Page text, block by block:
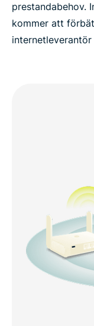
prestandabehov.
kommer att
internetleverantör